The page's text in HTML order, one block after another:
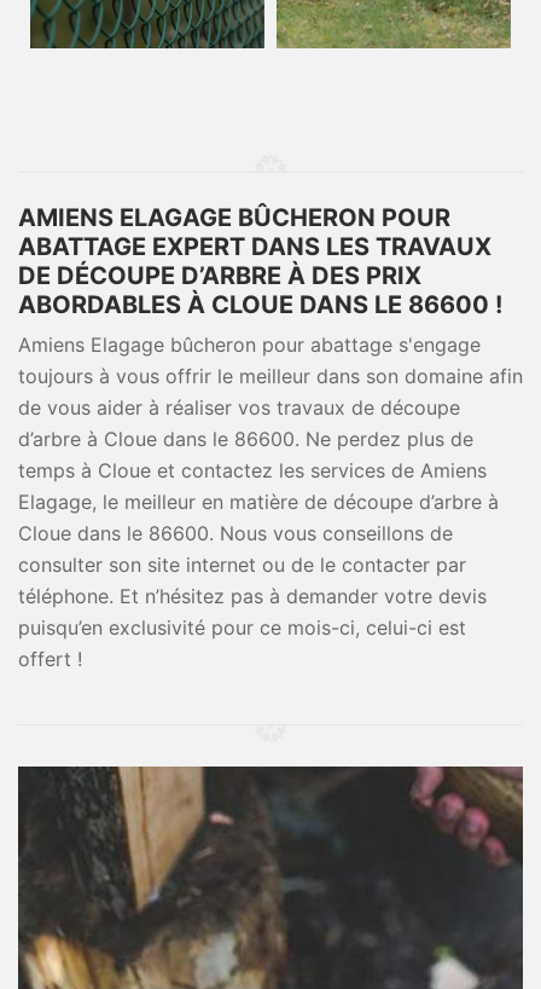
AMIENS ELAGAGE BÛCHERON POUR
ABATTAGE EXPERT DANS LES TRAVAUX
DE DÉCOUPE D’ARBRE À DES PRIX
ABORDABLES À CLOUE DANS LE 86600 !
Amiens Elagage bûcheron pour abattage s'engage
toujours à vous offrir le meilleur dans son domaine afin
de vous aider à réaliser vos travaux de découpe
d’arbre à Cloue dans le 86600. Ne perdez plus de
temps à Cloue et contactez les services de Amiens
Elagage, le meilleur en matière de découpe d’arbre à
Cloue dans le 86600. Nous vous conseillons de
consulter son site internet ou de le contacter par
téléphone. Et n’hésitez pas à demander votre devis
puisqu’en exclusivité pour ce mois-ci, celui-ci est
offert !